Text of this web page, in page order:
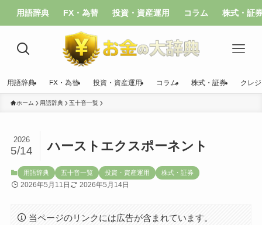
用語辞典 FX・為替 投資・資産運用 コラム 株式・証
用語辞典 FX・為替 投資・資産運用 コラム 株式・証券 クレ
ホーム 用語辞典 五十音一覧
ハーストエクスポーネント
2026
5/14
用語辞典 五十音一覧 投資・資産運用 株式・証券
2026年5月11日 2026年5月14日
当ページのリンクには広告が含まれています。